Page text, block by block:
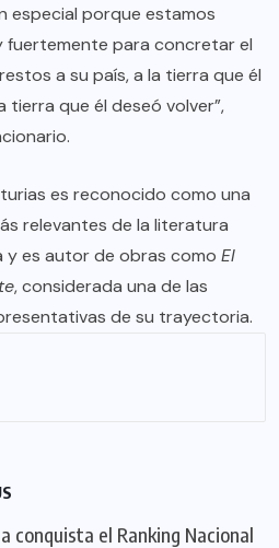
especial porque estamos
fuertemente para concretar el
a su país, a la tierra que él
tierra que él deseó volver”,
es reconocido como una
relevantes de la literatura
y es autor de obras como El
, considerada una de las
de su trayectoria.
conquista el Ranking Nacional